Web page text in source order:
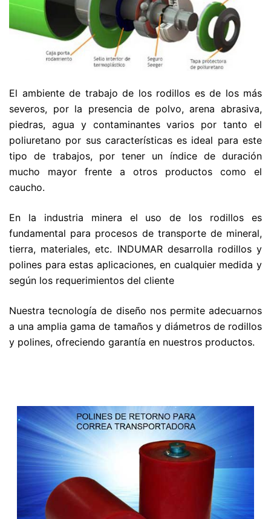
El ambiente de trabajo de los rodillos es de los más
severos, por la presencia de polvo, arena abrasiva,
piedras, agua y contaminantes varios por tanto el
poliuretano por sus características es ideal para este
tipo de trabajos, por tener un índice de duración
mucho mayor frente a otros productos como el
caucho.
En la industria minera el uso de los rodillos es
fundamental para procesos de transporte de mineral,
tierra, materiales, etc. INDUMAR desarrolla rodillos y
polines para estas aplicaciones, en cualquier medida y
según los requerimientos del cliente
Nuestra tecnología de diseño nos permite adecuarnos
a una amplia gama de tamaños y diámetros de rodillos
y polines, ofreciendo garantía en nuestros productos.